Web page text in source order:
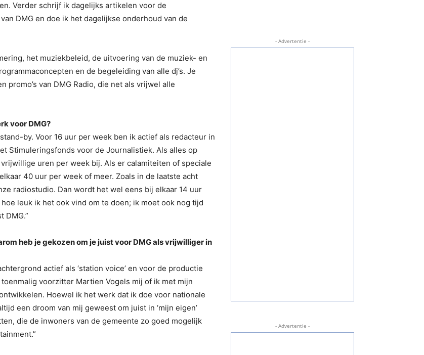
Verder schrijf ik dagelijks artikelen voor de
DMG en doe ik het dagelijkse onderhoud van de
het muziekbeleid, de uitvoering van de muziek- en
en de begeleiding van alle dj’s. Je
promo’s van DMG Radio, die net als vrijwel alle
voor DMG?
by. Voor 16 uur per week ben ik actief als redacteur in
Stimuleringsfonds voor de Journalistiek. Als alles op
uren per week bij. Als er calamiteiten of speciale
40 uur per week of meer. Zoals in de laatste acht
radiostudio. Dan wordt het wel eens bij elkaar 14 uur
leuk ik het ook vind om te doen; ik moet ook nog tijd
DMG.”
heb je gekozen om je juist voor DMG als vrijwilliger in
actief als ‘station voice’ en voor de productie
voorzitter Martien Vogels mij of ik met mijn
Hoewel ik het werk dat ik doe voor nationale
een droom van mij geweest om juist in ‘mijn eigen’
die de inwoners van de gemeente zo goed mogelijk
- Advertentie -
- Advertentie -